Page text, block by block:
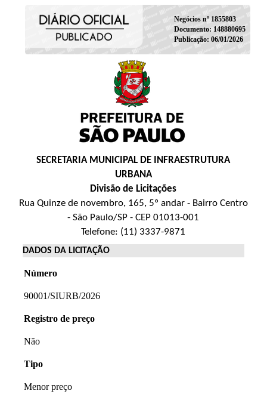
Negócios nº 1855803
Documento: 148880695
Publicação: 06/01/2026
SECRETARIA MUNICIPAL DE INFRAESTRUTURA
URBANA
Divisão de Licitações
Rua Quinze de novembro, 165, 5º andar - Bairro Centro
- São Paulo/SP - CEP 01013-001
Telefone: (11) 3337-9871
DADOS DA LICITAÇÃO
Número
90001/SIURB/2026
Registro de preço
Não
Tipo
Menor preço